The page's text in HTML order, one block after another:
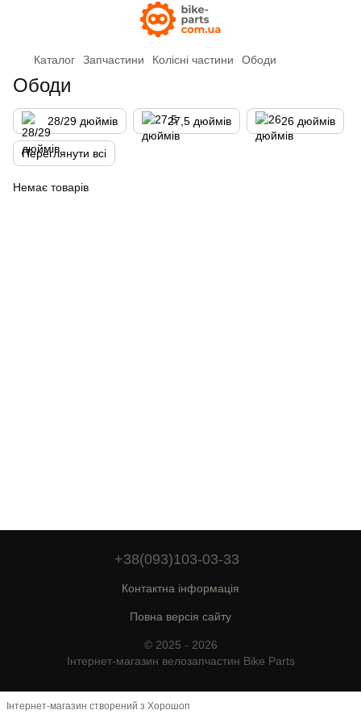
Каталог Запчастини Колісні частини Ободи
Ободи
28/29 дюймів 27,5 дюймів 26 дюймів
Переглянути всі
Немає товарів
+38(093)103-03-33
Контактна інформація
Повна версія сайту
© 2025 - 2026
Інтернет-магазин велозапчастин Bike Parts
Інтернет-магазин створений з Хорошоп